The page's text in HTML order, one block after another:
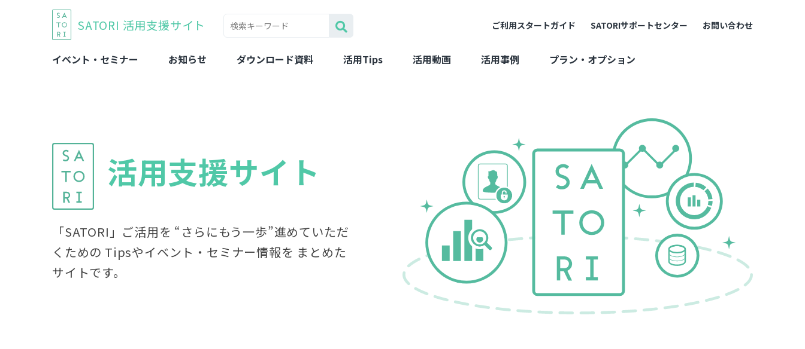
SATORI 活用支援サイト ご利用スタートガイド SATORIサポートセンター お問い合わせ
イベント・セミナー お知らせ ダウンロード資料 活用Tips 活用動画 活用事例 プラン・オプション
活用支援サイト
「SATORI」ご活用を “さらにもう一歩”進めていただ
くための Tipsやイベント・セミナー情報を まとめた
サイトです。